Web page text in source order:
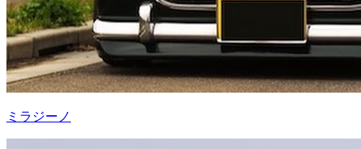
ミラジーノ